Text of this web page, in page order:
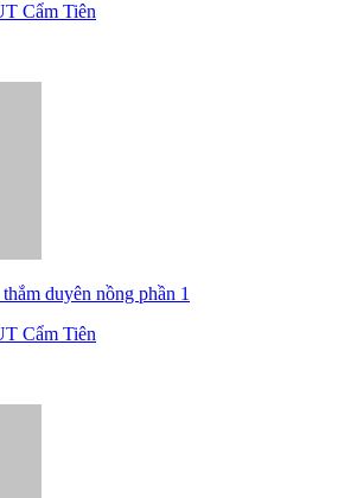
Cẩm Tiên
duyên nồng phần 1
Cẩm Tiên